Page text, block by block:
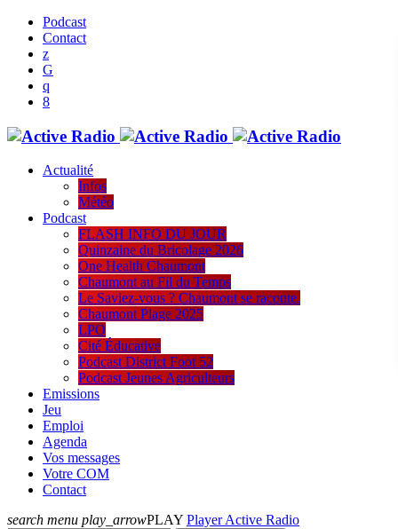
Podcast
Contact
Actualité
Infos
Météo
Podcast
FLASH INFO DU JOUR
Quinzaine du Bricolage 2026
One Health Chaumont
Chaumont au Fil du Temps
Le Saviez-vous ? Chaumont se raconte.
Chaumont Plage 2025
LPO
Cité Éducative
Podcast District Foot 52
Podcast Jeunes Agriculteurs
Emissions
Jeu
Emploi
Agenda
Vos messages
Votre COM
Contact
search menu play_arrowPLAY Player Active Radio